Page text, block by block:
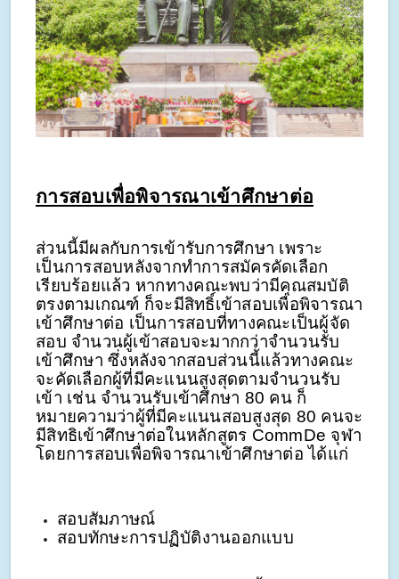
การสอบเพื่อพิจารณาเข้าศึกษาต่อ
ส่วนนี้มีผลกับการเข้ารับการศึกษา เพราะ
เป็นการสอบหลังจากทำการสมัครคัดเลือก
เรียบร้อยแล้ว หากทางคณะพบว่ามีคุณสมบัติ
ตรงตามเกณฑ์ ก็จะมีสิทธิ์เข้าสอบเพื่อพิจารณา
เข้าศึกษาต่อ เป็นการสอบที่ทางคณะเป็นผู้จัด
สอบ จำนวนผู้เข้าสอบจะมากกว่าจำนวนรับ
เข้าศึกษา ซึ่งหลังจากสอบส่วนนี้แล้วทางคณะ
จะคัดเลือกผู้ที่มีคะแนนสูงสุดตามจำนวนรับ
เข้า เช่น จำนวนรับเข้าศึกษา 80 คน ก็
หมายความว่าผู้ที่มีคะแนนสอบสูงสุด 80 คนจะ
มีสิทธิเข้าศึกษาต่อในหลักสูตร CommDe จุฬา
โดยการสอบเพื่อพิจารณาเข้าศึกษาต่อ ได้แก่
สอบสัมภาษณ์
สอบทักษะการปฏิบัติงานออกแบบ